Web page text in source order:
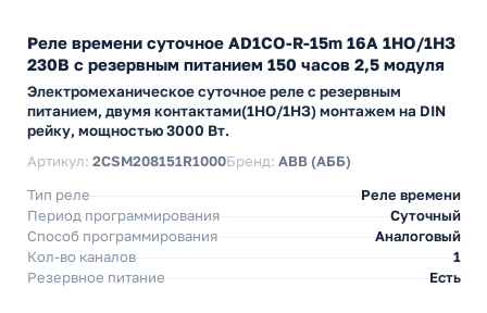
Реле времени суточное AD1CO-R-15m 16А 1НО/1НЗ
230В с резервным питанием 150 часов 2,5 модуля
Электромеханическое суточное реле с резервным
питанием, двумя контактами(1НО/1НЗ) монтажем на DIN
рейку, мощностью 3000 Вт.
Артикул: 2CSM208151R1000Бренд: ABB (АББ)
Тип реле
Реле времени
Период программирования
Суточный
Способ программирования
Аналоговый
Кол-во каналов
1
Резервное питание
Есть